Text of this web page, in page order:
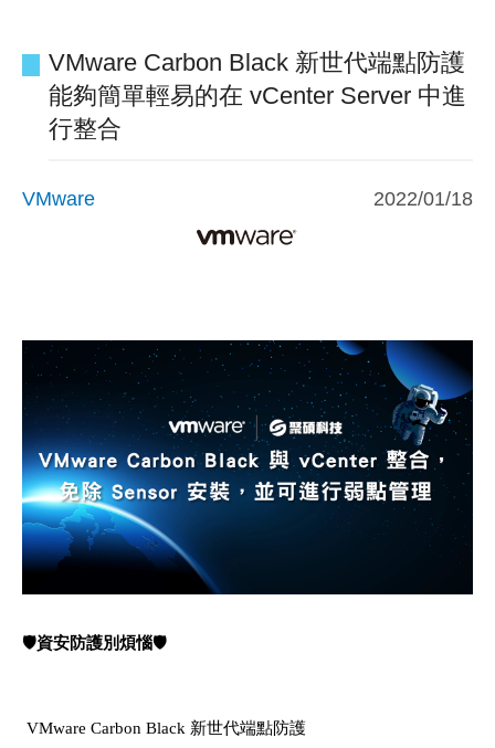
VMware Carbon Black 新世代端點防護
能夠簡單輕易的在 vCenter Server 中進
行整合
VMware 2022/01/18
🛡資安防護別煩惱🛡
VMware Carbon Black 新世代端點防護